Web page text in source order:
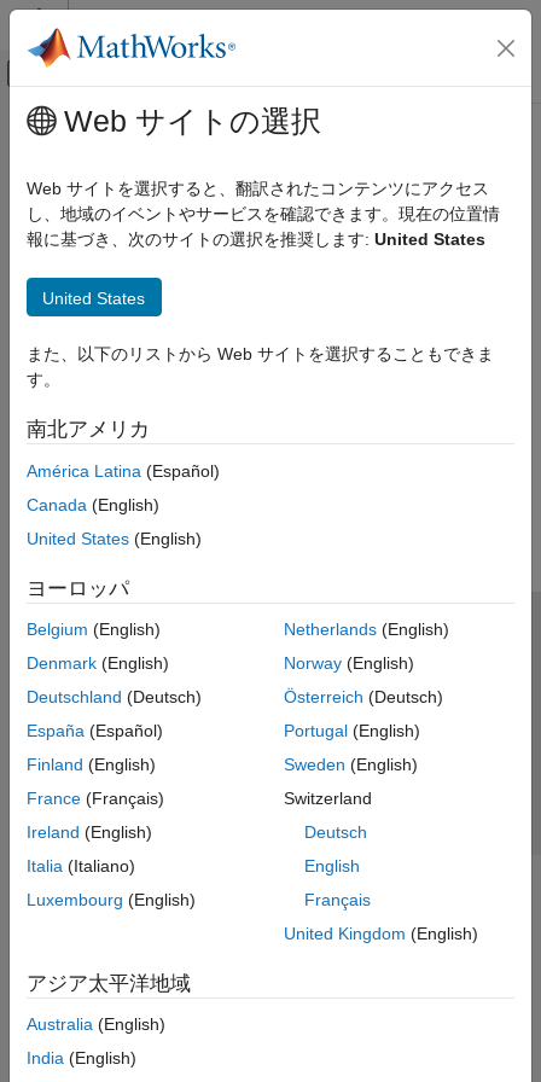
コンテンツへスキップ
オフキャンバス ナビゲーション メ
ドキュメンテーションのホーム
メインコンテンツ
Web サイトの選択
Web サイトを選択すると、翻訳されたコンテンツにアクセス
し、地域のイベントやサービスを確認できます。現在の位置情
報に基づき、次のサイトの選択を推奨します: United States
United States
また、以下のリストから Web サイトを選択することもできま
す。
南北アメリカ
América Latina (Español)
Canada (English)
United States (English)
ヨーロッパ
Belgium (English)
Denmark (English)
Deutschland (Deutsch)
España (Español)
Finland (English)
France (Français)
Ireland (English)
Italia (Italiano)
Luxembourg (English)
Netherlands(English)
Norway(English)
Österreich (Deutsch)
Portugal(English)
Sweden (English)
Switzerland
Deutsch
English
Français
United Kingdom (English)
アジア太平洋地域
Australia (English)
India (English)
トラストセンター
プライバシー ポリシー
違法コピー防止
アプリケーション ステータス
© 1994-2026 The MathWorks, Inc.